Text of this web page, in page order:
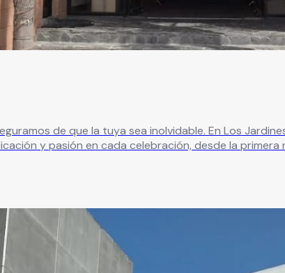
de que la tuya sea inolvidable. En Los
y pasión en cada celebración, desde la primera
personalizada.